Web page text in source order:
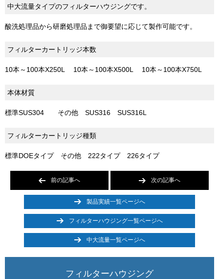
中大流量タイプのフィルターハウジングです。
酸洗処理品から研磨処理品まで御要望に応じて製作可能です。
フィルターカートリッジ本数
10本～100本X250L 10本～100本X500L 10本～100本X750L
本体材質
標準SUS304 その他 SUS316 SUS316L
フィルターカートリッジ種類
標準DOEタイプ その他 222タイプ 226タイプ
前の記事へ 次の記事へ
製品実績一覧ページへ
フィルターハウジング一覧ページへ
中大流量一覧ページへ
フィルターハウジング